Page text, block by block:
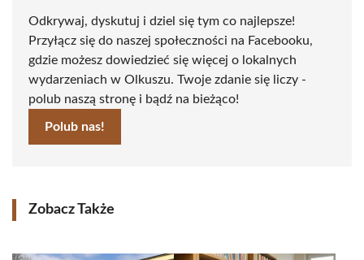
Odkrywaj, dyskutuj i dziel się tym co najlepsze!
Przyłącz się do naszej społeczności na Facebooku,
gdzie możesz dowiedzieć się więcej o lokalnych
wydarzeniach w Olkuszu. Twoje zdanie się liczy -
polub naszą stronę i bądź na bieżąco!
Polub nas!
Zobacz Także